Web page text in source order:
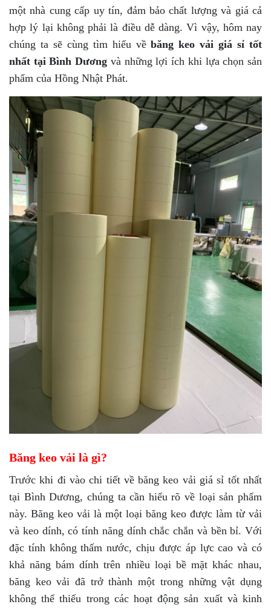
một nhà cung cấp uy tín, đảm bảo chất lượng và giá cả
hợp lý lại không phải là điều dễ dàng. Vì vậy, hôm nay
chúng ta sẽ cùng tìm hiểu vềbăng keo vải giá sỉ tốt
nhất tại Bình Dương và những lợi ích khi lựa chọn sản
phẩm của Hồng Nhật Phát.
Băng keo vải là gì?
Trước khi đi vào chi tiết về băng keo vải giá sỉ tốt nhất
tại Bình Dương, chúng ta cần hiểu rõ về loại sản phẩm
này. Băng keo vải là một loại băng keo được làm từ vải
và keo dính, có tính năng dính chắc chắn và bền bỉ. Với
đặc tính không thấm nước, chịu được áp lực cao và có
khả năng bám dính trên nhiều loại bề mặt khác nhau,
băng keo vải đã trở thành một trong những vật dụng
không thể thiếu trong các hoạt động sản xuất và kinh